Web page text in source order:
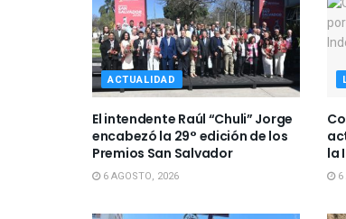
ACTUALIDAD
El intendente Raúl “Chuli” Jorge
encabezó la 29° edición de los
Premios San Salvador
6 AGOSTO, 2026
la
6